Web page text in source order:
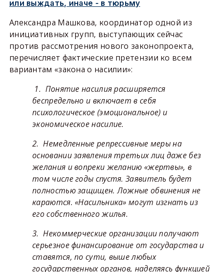
или выждать, иначе - в тюрьму
Александра Машкова, координатор одной из
инициативных групп, выступающих сейчас
против рассмотрения нового законопроекта,
перечисляет фактические претензии ко всем
вариантам «закона о насилии»:
1. Понятие насилия расширяется
беспредельно и включает в себя
психологическое (эмоциональное) и
экономическое насилие.
2. Немедленные репрессивные меры на
основании заявления третьих лиц даже без
желания и вопреки желанию «жертвы», в
том числе годы спустя. Заявитель будет
полностью защищен. Ложные обвинения не
караются. «Насильника» могут изгнать из
его собственного жилья.
3. Некоммерческие организации получают
серьезное финансирование от государства и
ставятся, по сути, выше любых
государственных органов, наделяясь функцией